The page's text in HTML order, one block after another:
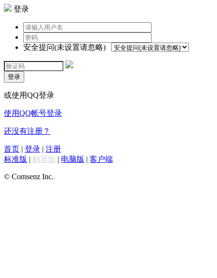
登录
安全提问(未设置请忽略)
登录
或使用QQ登录
使用QQ帐号登录
还没有注册？
首页 | 登录 | 注册
标准版 | 触屏版 | 电脑版 | 客户端
© Comsenz Inc.